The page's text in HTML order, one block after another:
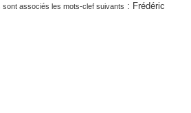
sont associés les mots-clef suivants : Frédéric